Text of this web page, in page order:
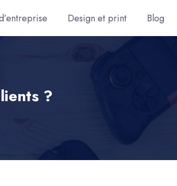
Design et print Blog
?